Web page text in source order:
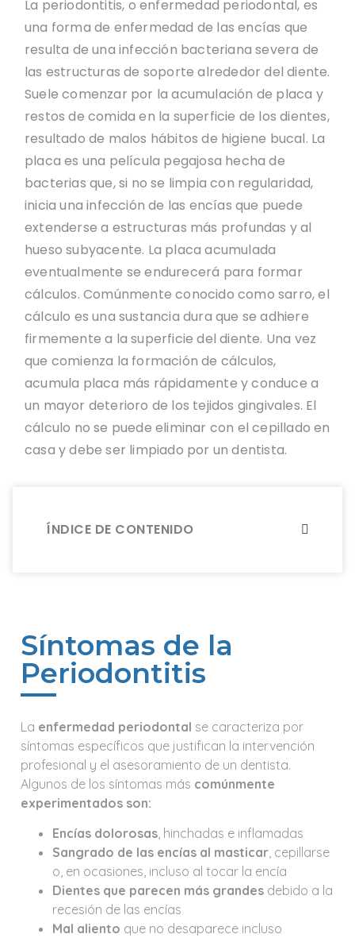
ÍNDICE DE CONTENIDO
La periodontitis, o enfermedad periodontal, es
una forma de enfermedad de las encías que
resulta de una infección bacteriana severa de
las estructuras de soporte alrededor del diente.
Suele comenzar por la acumulación de placa y
restos de comida en la superficie de los dientes,
resultado de malos hábitos de higiene bucal. La
placa es una película pegajosa hecha de
bacterias que, si no se limpia con regularidad,
inicia una infección de las encías que puede
extenderse a estructuras más profundas y al
hueso subyacente. La placa acumulada
eventualmente se endurecerá para formar
cálculos. Comúnmente conocido como sarro, el
cálculo es una sustancia dura que se adhiere
firmemente a la superficie del diente. Una vez
que comienza la formación de cálculos,
acumula placa más rápidamente y conduce a
un mayor deterioro de los tejidos gingivales. El
cálculo no se puede eliminar con el cepillado en
casa y debe ser limpiado por un dentista.
Síntomas de la
Periodontitis
La enfermedad periodontal se caracteriza por
síntomas específicos que justifican la intervención
profesional y el asesoramiento de un dentista.
Algunos de los síntomas más comúnmente
experimentados son:
Encías dolorosas, hinchadas e inflamadas
Sangrado de las encías al masticar, cepillarse
o, en ocasiones, incluso al tocar la encía
Dientes que parecen más grandes debido a la
recesión de las encías
Mal aliento que no desaparece incluso